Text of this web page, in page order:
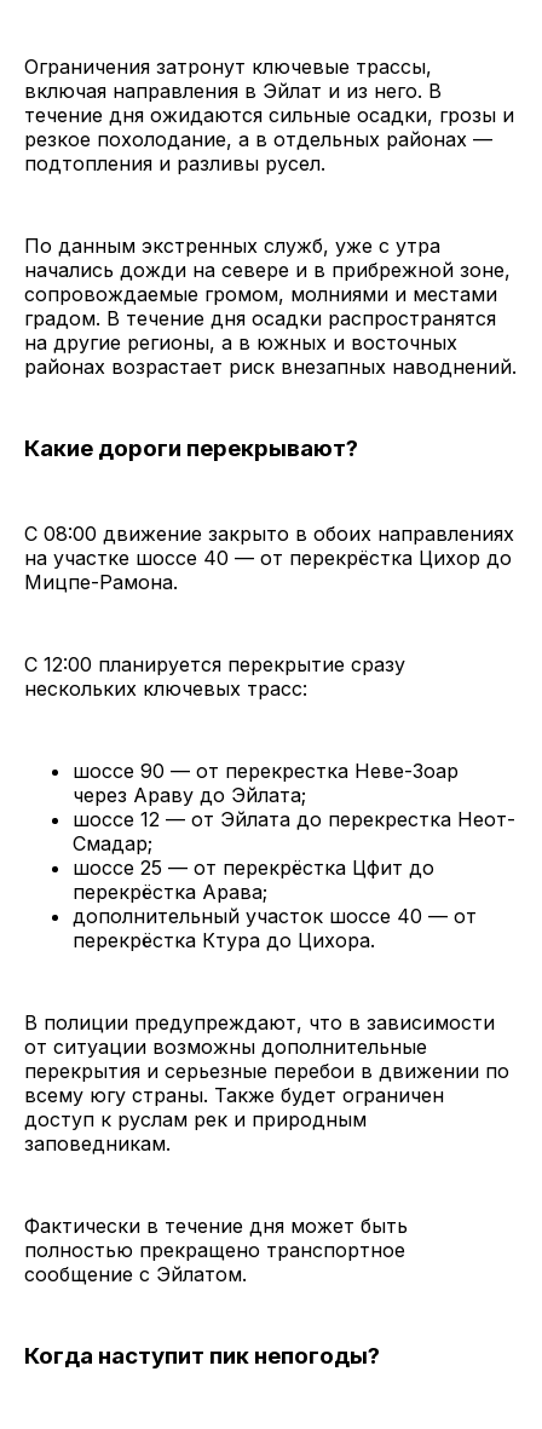
Ограничения затронут ключевые трассы,
включая направления в Эйлат и из него. В
течение дня ожидаются сильные осадки, грозы и
резкое похолодание, а в отдельных районах —
подтопления и разливы русел.
По данным экстренных служб, уже с утра
начались дожди на севере и в прибрежной зоне,
сопровождаемые громом, молниями и местами
градом. В течение дня осадки распространятся
на другие регионы, а в южных и восточных
районах возрастает риск внезапных наводнений.
Какие дороги перекрывают?
С 08:00 движение закрыто в обоих направлениях
на участке шоссе 40 — от перекрёстка Цихор до
Мицпе-Рамона.
С 12:00 планируется перекрытие сразу
нескольких ключевых трасс:
шоссе 90 — от перекрестка Неве-Зоар
через Араву до Эйлата;
шоссе 12 — от Эйлата до перекрестка Неот-
Смадар;
шоссе 25 — от перекрёстка Цфит до
перекрёстка Арава;
дополнительный участок шоссе 40 — от
перекрёстка Ктура до Цихора.
В полиции предупреждают, что в зависимости
от ситуации возможны дополнительные
перекрытия и серьезные перебои в движении по
всему югу страны. Также будет ограничен
доступ к руслам рек и природным
заповедникам.
Фактически в течение дня может быть
полностью прекращено транспортное
сообщение с Эйлатом.
Когда наступит пик непогоды?